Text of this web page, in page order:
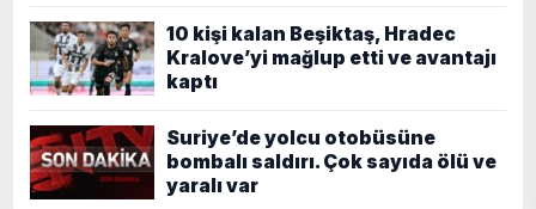
10 kişi kalan Beşiktaş, Hradec
Kralove’yi mağlup etti ve avantajı
kaptı
Suriye’de yolcu otobüsüne
bombalı saldırı. Çok sayıda ölü ve
yaralı var